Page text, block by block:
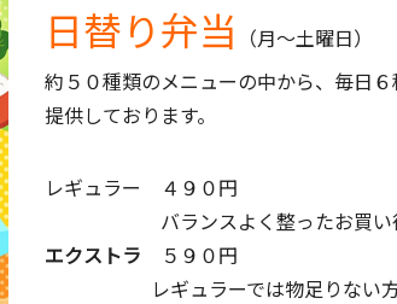
日替り弁当
（月～土曜日）
約５０種類のメニューの中から、毎日
提供しております。
レギュラー ４９０円
バランスよく整ったお買い得
エクストラ
５９０円
レギュラーでは物足りない